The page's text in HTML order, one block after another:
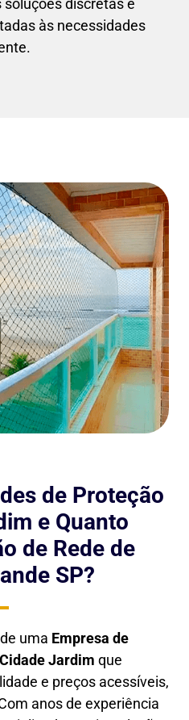
às necessidades
de Proteção
e Quanto
de Rede de
SP?
uma Empresa de
Cidade Jardim que
e preços acessíveis,
anos de experiência